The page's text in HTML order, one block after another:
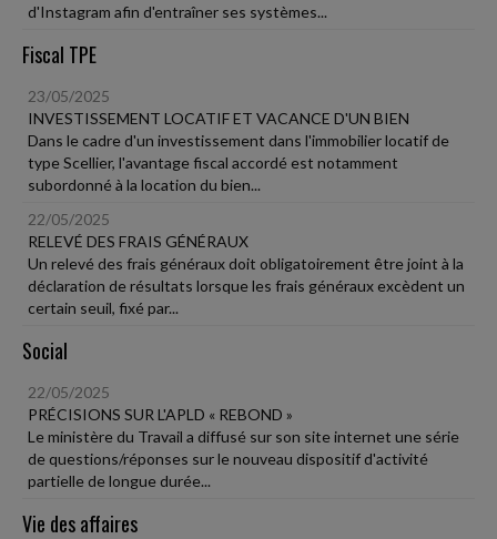
d'Instagram afin d'entraîner ses systèmes...
Fiscal TPE
23/05/2025
INVESTISSEMENT LOCATIF ET VACANCE D'UN BIEN
Dans le cadre d'un investissement dans l'immobilier locatif de
type Scellier, l'avantage fiscal accordé est notamment
subordonné à la location du bien...
22/05/2025
RELEVÉ DES FRAIS GÉNÉRAUX
Un relevé des frais généraux doit obligatoirement être joint à la
déclaration de résultats lorsque les frais généraux excèdent un
certain seuil, fixé par...
Social
22/05/2025
PRÉCISIONS SUR L'APLD « REBOND »
Le ministère du Travail a diffusé sur son site internet une série
de questions/réponses sur le nouveau dispositif d'activité
partielle de longue durée...
Vie des affaires